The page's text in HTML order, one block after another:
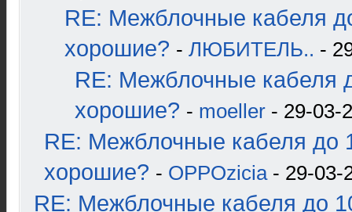
RE: Межблочные кабеля
хорошие? - ЛЮБИТЕЛЬ.. -
RE: Межблочные кабеля
хорошие? - moeller - 29-03-
RE: Межблочные кабеля до
хорошие? - OPPOzicia- 29-03-
RE: Межблочные кабеля до